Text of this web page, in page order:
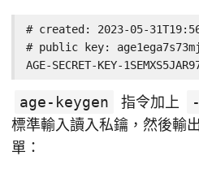
# created: 2023-05-
# public key:
AGE-SECRET-KEY-
age-keygen 指令加上
標準輸入讀入私鑰，然後輸
單：